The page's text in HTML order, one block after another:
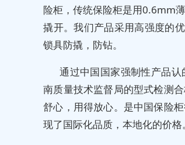
险柜，传统保险柜是用0.6mm
撬开。我们产品采用高强度的
锁具防撬，防钻。
通过中国国家强制性产品
南质量技术监督局的型式检测
舒心，用得放心。是中国保险
现了国际化品质，本地化的价格。